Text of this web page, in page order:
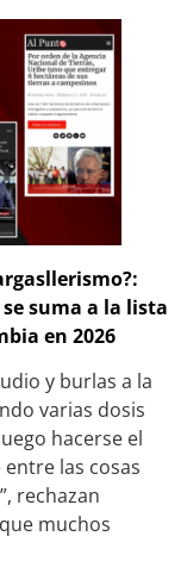
se suma a la lista
en 2026
y burlas a la
varias dosis
hacerse el
las cosas
rechazan
muchos